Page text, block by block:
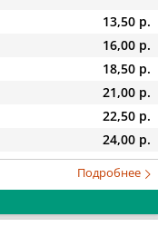
13,50 р.
16,00 р.
18,50 р.
21,00 р.
22,50 р.
24,00 р.
Подробнее